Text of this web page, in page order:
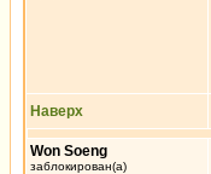
Наверх
Won Soeng
заблокирован(а)